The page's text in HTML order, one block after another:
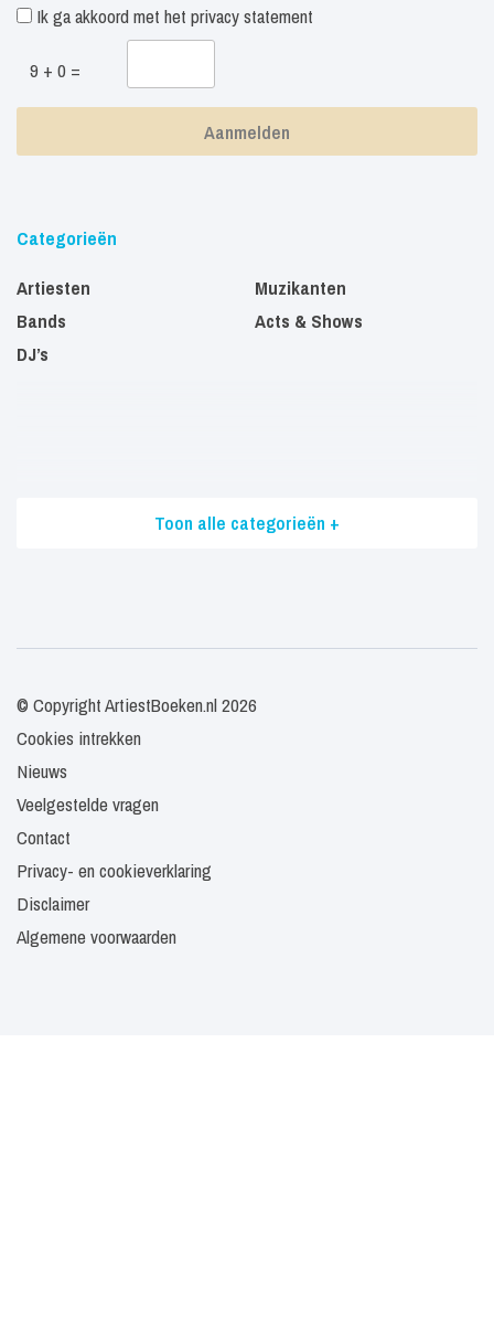
Ik ga akkoord met het privacy statement
9 + 0 =
Categorieën
Artiesten
Bands
DJ’s
Muzikanten
Acts & Shows
Toon alle categorieën +
© Copyright ArtiestBoeken.nl 2026
Cookies intrekken
Nieuws
Veelgestelde vragen
Contact
Privacy- en cookieverklaring
Disclaimer
Algemene voorwaarden